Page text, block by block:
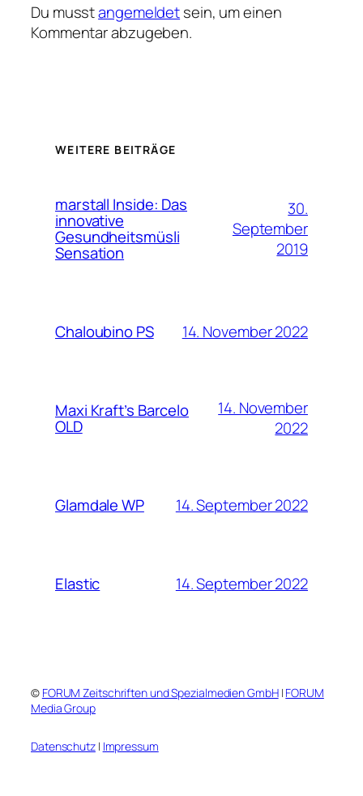
Du musstangemeldetsein, um einen
Kommentar abzugeben.
WEITERE BEITRÄGE
marstall Inside: Das
innovative
Gesundheitsmüsli
Sensation
30.
September
2019
Chaloubino PS 14. November 2022
Maxi Kraft’s Barcelo
OLD
14. November
2022
Glamdale WP 14. September 2022
Elastic 14. September 2022
© FORUM Zeitschriften und Spezialmedien GmbH| FORUM
Media Group
Datenschutz| Impressum